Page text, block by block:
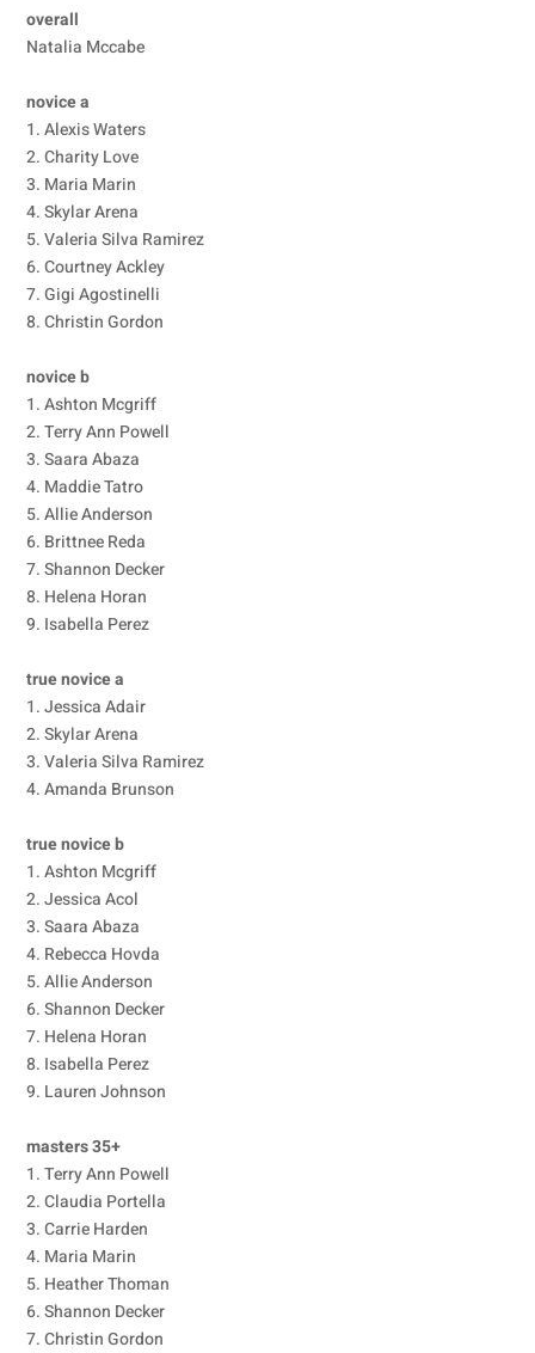
overall
Natalia Mccabe
novice a
1. Alexis Waters
2. Charity Love
3. Maria Marin
4. Skylar Arena
5. Valeria Silva Ramirez
6. Courtney Ackley
7. Gigi Agostinelli
8. Christin Gordon
novice b
1. Ashton Mcgriff
2. Terry Ann Powell
3. Saara Abaza
4. Maddie Tatro
5. Allie Anderson
6. Brittnee Reda
7. Shannon Decker
8. Helena Horan
9. Isabella Perez
true novice a
1. Jessica Adair
2. Skylar Arena
3. Valeria Silva Ramirez
4. Amanda Brunson
true novice b
1. Ashton Mcgriff
2. Jessica Acol
3. Saara Abaza
4. Rebecca Hovda
5. Allie Anderson
6. Shannon Decker
7. Helena Horan
8. Isabella Perez
9. Lauren Johnson
masters 35+
1. Terry Ann Powell
2. Claudia Portella
3. Carrie Harden
4. Maria Marin
5. Heather Thoman
6. Shannon Decker
7. Christin Gordon